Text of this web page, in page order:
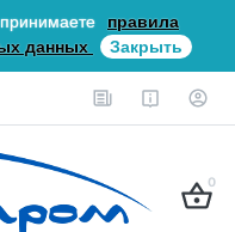
правила
данных
Закрыть
0